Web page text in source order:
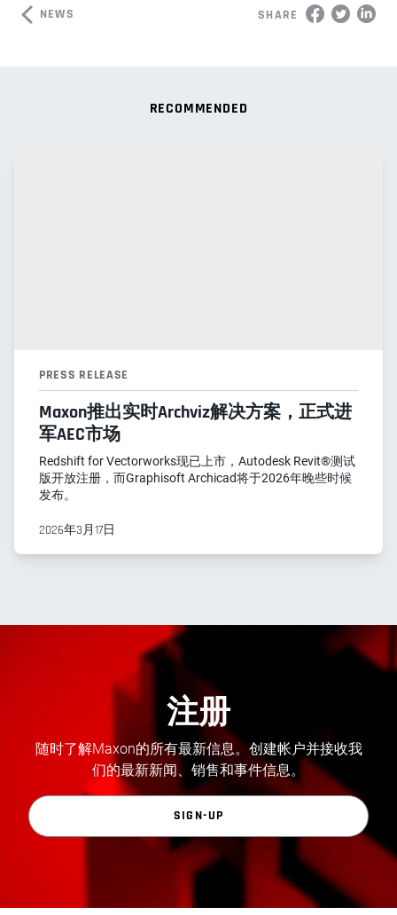
NEWS SHARE
RECOMMENDED
PRESS RELEASE
Maxon推出实时Archviz解决方案，正式进
军AEC市场
Redshift for Vectorworks现已上市，Autodesk Revit®测试
版开放注册，而Graphisoft Archicad将于2026年晚些时候
发布。
2026年3月17日
注册
随时了解Maxon的所有最新信息。创建帐户并接收我
们的最新新闻、销售和事件信息。
SIGN-UP